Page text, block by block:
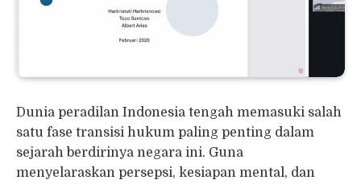
Dunia peradilan Indonesia tengah memasuki salah
satu fase transisi hukum paling penting dalam
sejarah berdirinya negara ini. Guna
menyelaraskan persepsi, kesiapan mental, dan